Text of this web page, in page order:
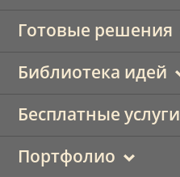
Готовые решения
Библиотека идей
Бесплатные услуги
Портфолио